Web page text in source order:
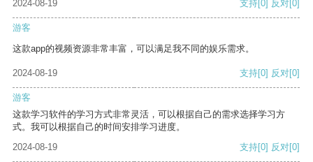
2024-08-19
支持[0] 反对[0]
游客
这款app的视频资源非常丰富，可以满足我不同的娱乐需求。
2024-08-19 支持[0] 反对[0]
游客
这款学习软件的学习方式非常灵活，可以根据自己的需求选择学习方
式。我可以根据自己的时间安排学习进度。
2024-08-19
支持[0] 反对[0]